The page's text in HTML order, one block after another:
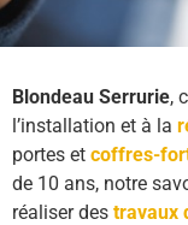
Blondeau Serrurie,
l’installation et à la
portes et coffres-
de 10 ans, notre
réaliser des travaux